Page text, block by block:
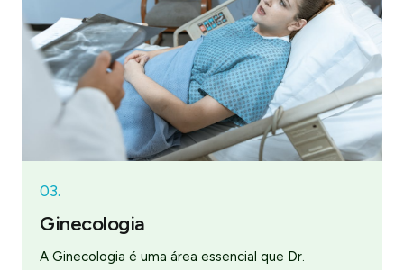
03.
Ginecologia
A Ginecologia é uma área essencial que Dr.